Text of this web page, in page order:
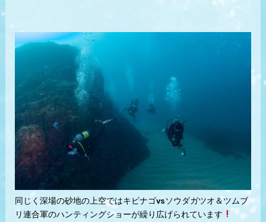
同じく深場の砂地の上空ではキビナゴvsソウダガツオ＆ツムブ
リ連合軍のハンティングショーが繰り広げられています